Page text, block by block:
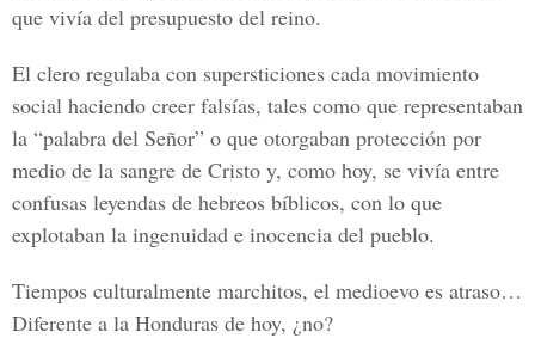
que vivía del presupuesto del reino.
El clero regulaba con supersticiones cada movimiento
social haciendo creer falsías, tales como que representaban
la “palabra del Señor” o que otorgaban protección por
medio de la sangre de Cristo y, como hoy, se vivía entre
confusas leyendas de hebreos bíblicos, con lo que
explotaban la ingenuidad e inocencia del pueblo.
Tiempos culturalmente marchitos, el medioevo es atraso…
Diferente a la Honduras de hoy, ¿no?